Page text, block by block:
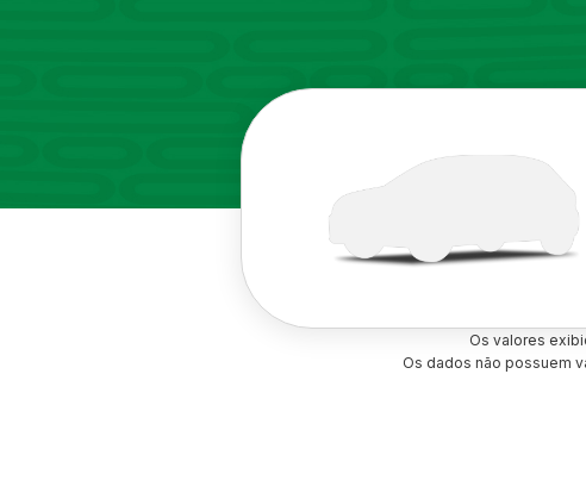
Os valores
Os dados não possuem